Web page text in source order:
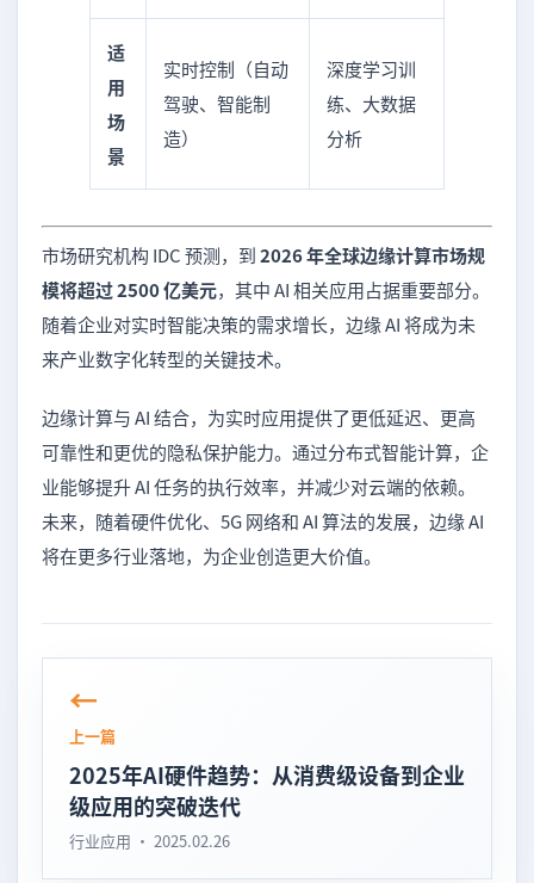
适
用
场
景
实时控制（自动
驾驶、智能制
造）
深度学习训
练、大数据
分析
市场研究机构 IDC 预测，到2026 年全球边缘计算市场规
模将超过 2500 亿美元，其中 AI 相关应用占据重要部分。
随着企业对实时智能决策的需求增长，边缘 AI 将成为未
来产业数字化转型的关键技术。
边缘计算与 AI 结合，为实时应用提供了更低延迟、更高
可靠性和更优的隐私保护能力。通过分布式智能计算，企
业能够提升 AI 任务的执行效率，并减少对云端的依赖。
未来，随着硬件优化、5G 网络和 AI 算法的发展，边缘 AI
将在更多行业落地，为企业创造更大价值。
上一篇
2025年AI硬件趋势：从消费级设备到企业
级应用的突破迭代
行业应用 · 2025.02.26